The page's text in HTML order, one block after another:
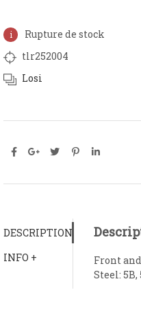
Rupture de stock
tlr252004
Losi
DESCRIPTION
INFO +
Front
Steel: 5B,